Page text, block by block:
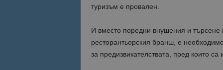
туризъм е провален.
И вместо поредни внушения и търсене
ресторантьорския бранш, е
за предизвикателствата, пред които
is_visitor_unique
sc_is_visitor_unique